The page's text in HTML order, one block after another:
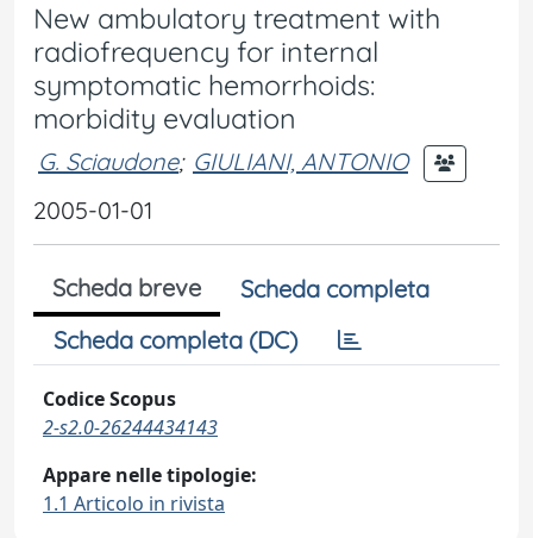
New ambulatory treatment with
radiofrequency for internal
symptomatic hemorrhoids:
morbidity evaluation
G. Sciaudone; GIULIANI, ANTONIO
2005-01-01
Scheda breve
Scheda completa
Scheda completa (DC)
Codice Scopus
2-s2.0-26244434143
Appare nelle tipologie:
1.1 Articolo in rivista